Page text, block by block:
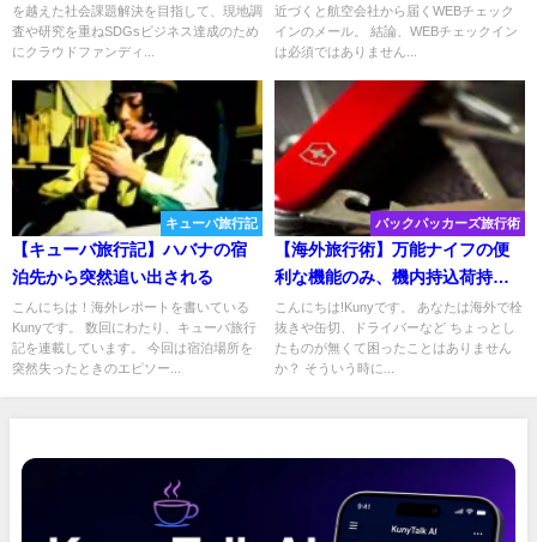
際にソーシャルグッドを達成し
た方法を詳しくご紹介！
を越えた社会課題解決を目指して、現地調
査や研究を重ねSDGsビジネス達成のため
にクラウドファンディ...
近づくと航空会社から届くWEBチェック
インのメール。 結論、WEBチェックイン
は必須ではありません...
キューバ旅行記
【キューバ旅行記】ハバナの宿
泊先から突然追い出される
こんにちは！海外レポートを書いている
Kunyです。 数回にわたり、キューバ旅行
記を連載しています。 今回は宿泊場所を
突然失ったときのエピソー...
バックパッカーズ旅行術
【海外旅行術】万能ナイフの便
利な機能のみ、機内持込荷持つ
として持ち込む。
こんにちは!Kunyです。 あなたは海外で栓
抜きや缶切、ドライバーなど ちょっとし
たものが無くて困ったことはありません
か？ そういう時に...